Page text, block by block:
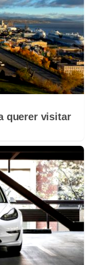
querer visitar